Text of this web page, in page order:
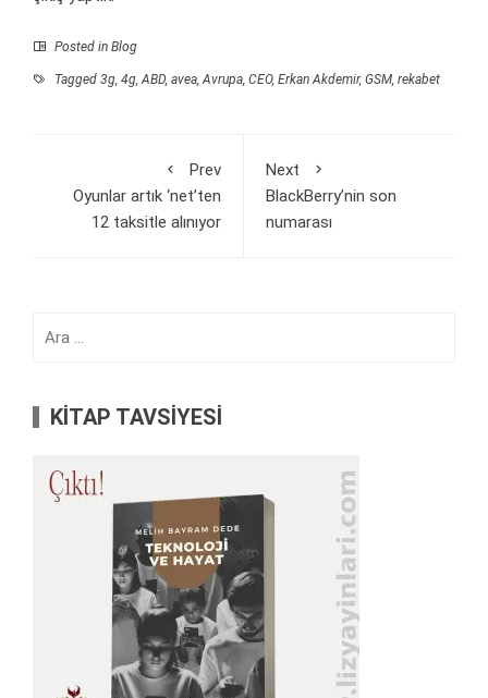
Posted in Blog
Tagged 3g, 4g,ABD, avea,Avrupa, CEO, Erkan Akdemir, GSM, rekabet
Prev
Oyunlar artık ‘net’ten
12 taksitle alınıyor
Next
BlackBerry’nin son
numarası
KİTAP TAVSİYESİ